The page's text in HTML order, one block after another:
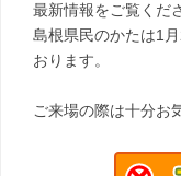
最新情報をご覧くだ
島根県民のかたは1
おります。
ご来場の際は十分お